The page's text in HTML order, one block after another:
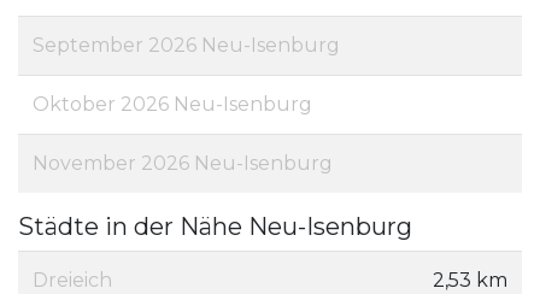
September 2026 Neu-Isenburg
Oktober 2026 Neu-Isenburg
November 2026 Neu-Isenburg
Städte in der Nähe Neu-Isenburg
Dreieich 2,53 km